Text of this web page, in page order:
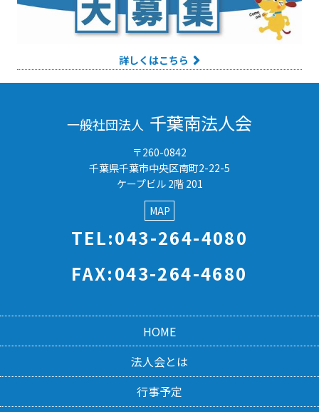
詳しくはこちら
一般社団法人 千葉南法人会
〒260-0842
千葉県千葉市中央区南町2-22-5
ケープビル 2階 201
MAP
TEL:043-264-4080
FAX:043-264-4680
HOME
法人会とは
行事予定